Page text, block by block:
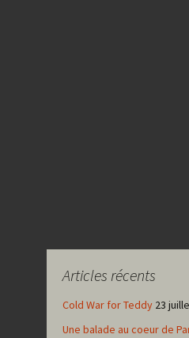
Articles récents
Cold War for Teddy 23
Une balade au coeur de